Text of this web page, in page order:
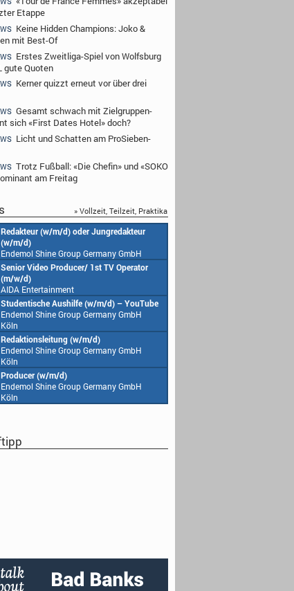
Etappe
Keine Hidden Champions: Joko &
mit Best-Of
Erstes Zweitliga-Spiel von Wolfsburg
gute Quoten
Kerner quizzt erneut vor über drei
Gesamt schwach mit Zielgruppen-
sich «First Dates Hotel» doch?
Licht und Schatten am ProSieben-
Trotz Fußball: «Die Chefin» und «SOKO
am Freitag
» Vollzeit, Teilzeit, Praktika
Redakteur (w/m/d) oder Jungredakteur
(w/m/d)
Endemol Shine Group Germany GmbH
Köln
Senior Video Producer/ 1st TV Operator
(m/w/d)
AIDA Entertainment
an Bord unserer Schiffe
Studentische Aushilfe (w/m/d) – YouTube
Endemol Shine Group Germany GmbH
Köln
Redaktionsleitung (w/m/d)
Endemol Shine Group Germany GmbH
Köln
Producer (w/m/d)
Endemol Shine Group Germany GmbH
Köln